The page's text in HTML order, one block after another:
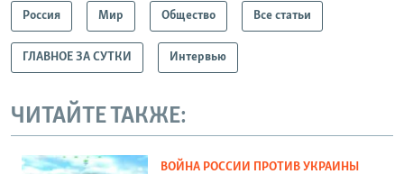
Россия Мир Общество Все статьи
ГЛАВНОЕ ЗА СУТКИ Интервью
ЧИТАЙТЕ ТАКЖЕ:
ВОЙНА РОССИИ ПРОТИВ УКРАИНЫ